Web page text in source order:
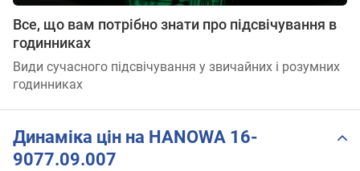
Все, що вам потрібно знати про підсвічування в
годинниках
Види сучасного підсвічування у звичайних і розумних
годинниках
Динаміка цін на HANOWA 16-
9077.09.007